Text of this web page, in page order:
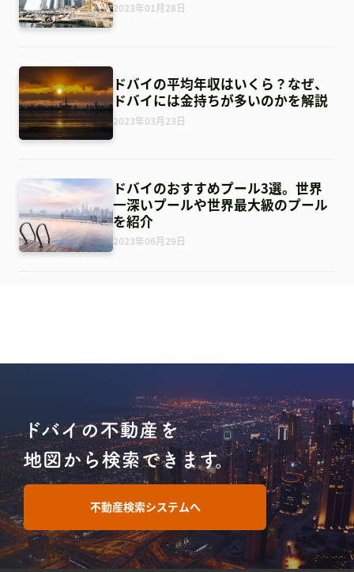
2023年01月28日
ドバイの平均年収はいくら？なぜ、
ドバイには金持ちが多いのかを解説
2023年03月23日
ドバイのおすすめプール3選。世界
一深いプールや世界最大級のプール
を紹介
2023年06月29日
不動産検索システムへ